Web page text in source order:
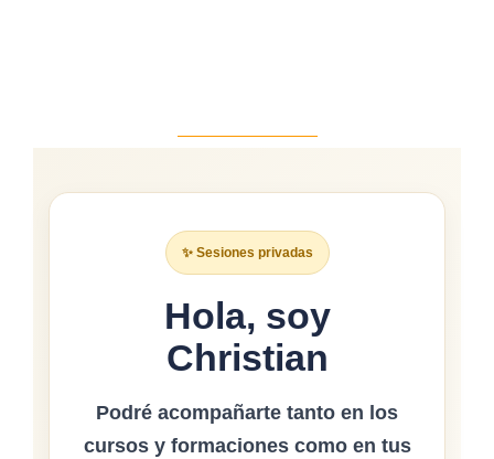
✨ Sesiones privadas
Hola, soy
Christian
Podré acompañarte tanto en los
cursos y formaciones como en tus